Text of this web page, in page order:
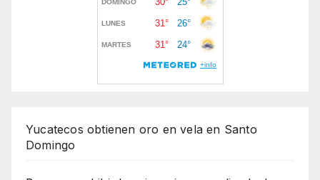
Yucatecos obtienen oro en vela en Santo
Domingo